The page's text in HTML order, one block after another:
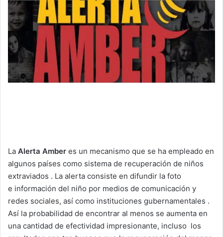
La Alerta Amber es un mecanismo que se ha empleado en
algunos países como sistema de recuperación de niños
extraviados . La alerta consiste en difundir la foto
e información del niño por medios de comunicación y
redes sociales, así como instituciones gubernamentales .
Así la probabilidad de encontrar al menos se aumenta en
una cantidad de efectividad impresionante, incluso los